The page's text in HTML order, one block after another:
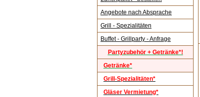
Angebote nach Absprache
Grill - Spezialitäten
Buffet - Grillparty - Anfrage
Partyzubehör + Getränke*!
Getränke*
Grill-Spezialitäten*
Gläser Vermietung*